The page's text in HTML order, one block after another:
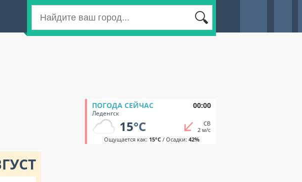
ПОГОДА СЕЙЧАС 00:00
Леденгск
15°C
СВ
2 м/с
Ощущается как: 15°C/ Осадки: 42%